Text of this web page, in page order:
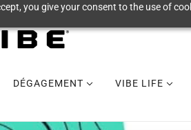
you give your consent to the use of
DÉGAGEMENT VIBE LIFE